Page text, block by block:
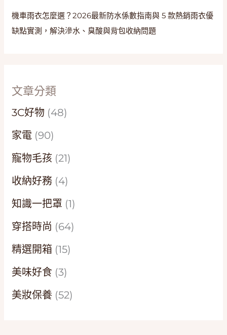
機車雨衣怎麼選？2026最新防水係數指南與 5 款熱銷雨衣優
缺點實測，解決滲水、臭酸與背包收納問題
文章分類
3C好物 (48)
家電 (90)
寵物毛孩 (21)
收納好務 (4)
知識一把罩 (1)
穿搭時尚 (64)
精選開箱 (15)
美味好食 (3)
美妝保養 (52)